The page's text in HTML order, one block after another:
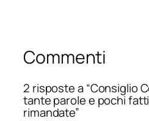
Commenti
2 risposte a “Consiglio
tante parole e pochi
rimandate”